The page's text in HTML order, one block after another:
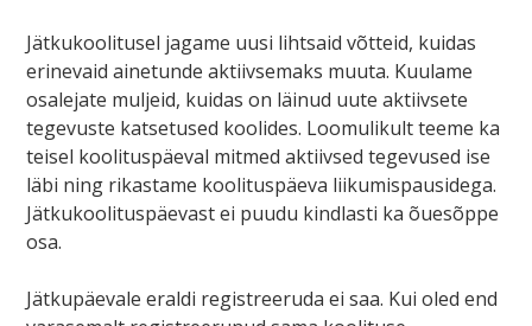
Jätkukoolitusel jagame uusi lihtsaid võtteid, kuidas
erinevaid ainetunde aktiivsemaks muuta. Kuulame
osalejate muljeid, kuidas on läinud uute aktiivsete
tegevuste katsetused koolides. Loomulikult teeme ka
teisel koolituspäeval mitmed aktiivsed tegevused ise
läbi ning rikastame koolituspäeva liikumispausidega.
Jätkukoolituspäevast ei puudu kindlasti ka õuesõppe
osa.
Jätkupäevale eraldi registreeruda ei saa. Kui oled end